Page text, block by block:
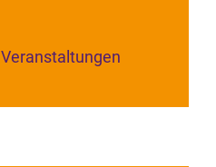
Veranstaltungen